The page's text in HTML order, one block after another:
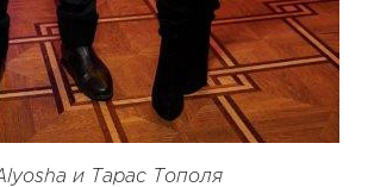
и Тарас Тополя